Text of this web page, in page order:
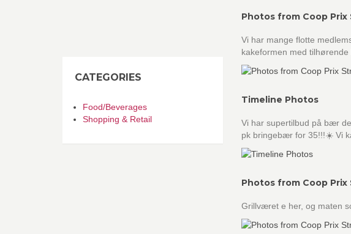
Photos from Coop
Vi har mange flotte
kakeformen med tilhørende
Timeline Photos
Vi har supertilbud på bær
pk bringebær for 35!!!☀️ Vi
Photos from Coop
Grillværet e her, og maten
CATEGORIES
Food/Beverages
Shopping & Retail